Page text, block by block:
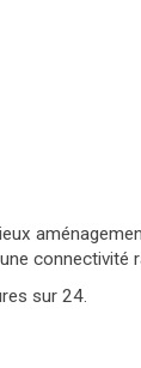
connectivité
sur 24.